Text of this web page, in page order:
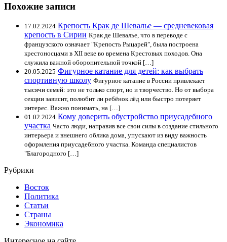
Похожие записи
17.02.2024 Крепость Крак де Шевалье — средневековая
крепость в Сирии Крак де Шевалье, что в переводе с
французского означает "Крепость Рыцарей", была построена
крестоносцами в XII веке во времена Крестовых походов. Она
служила важной оборонительной точкой […]
20.05.2025 Фигурное катание для детей: как выбрать
спортивную школу Фигурное катание в России привлекает
тысячи семей: это не только спорт, но и творчество. Но от выбора
секции зависит, полюбит ли ребёнок лёд или быстро потеряет
интерес. Важно понимать, на […]
01.02.2024 Кому доверить обустройство приусадебного
участка Часто люди, направив все свои силы в создание стильного
интерьера и внешнего облика дома, упускают из виду важность
оформления приусадебного участка. Команда специалистов
"Благородного […]
Рубрики
Восток
Политика
Статьи
Страны
Экономика